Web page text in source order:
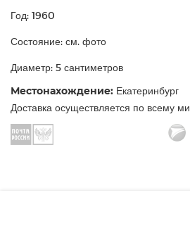
Год: 1960
Состояние: см. фото
Диаметр: 5 сантиметров
Местонахождение: Екатеринбург
Доставка осуществляется по всему